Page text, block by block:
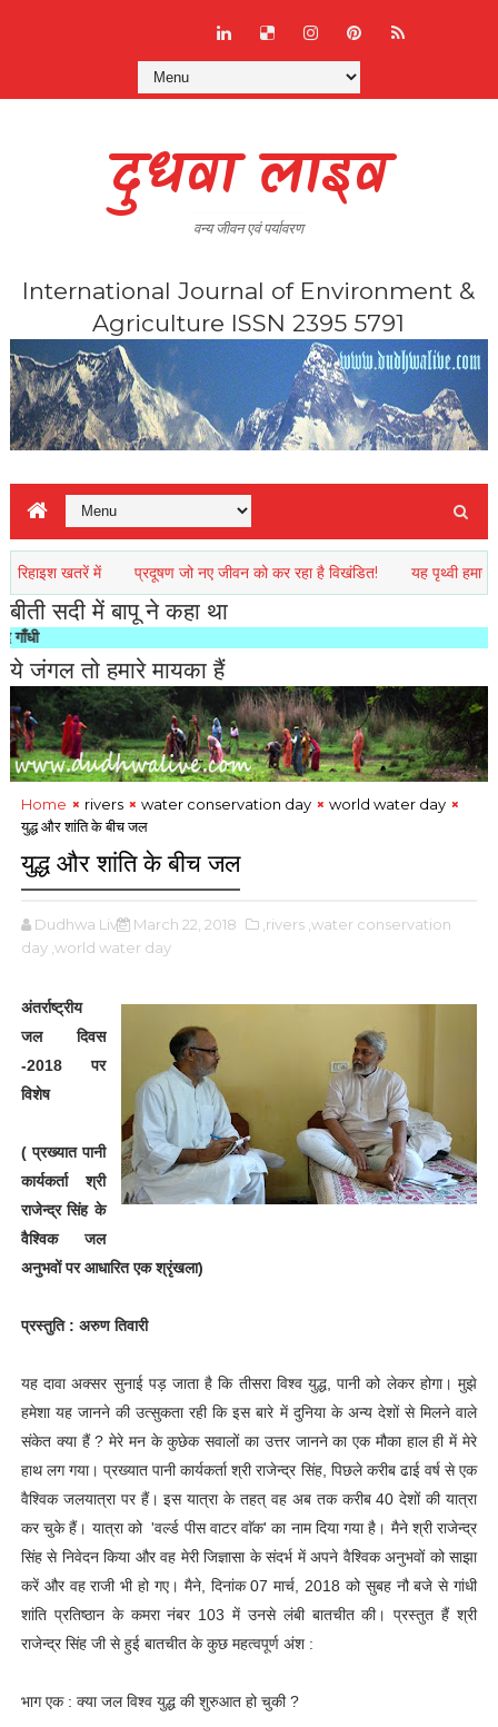
दुधवा लाइव
वन्य जीवन एवं पर्यावरण
International Journal of Environment &
Agriculture ISSN 2395 5791
खतरें में प्रदूषण जो नए जीवन को कर रहा है विखंडित! यह पृथ्वी हमारा नइहर है
बीती सदी में बापू ने कहा था
ये जंगल तो हमारे मायका हैं
Home rivers water conservation day
world water day
युद्ध और शांति के बीच जल
युद्ध और शांति के बीच जल
Dudhwa Live March 22, 2018 ,rivers ,water conservation
day ,world water day
अंतर्राष्ट्रीय
जल दिवस
-2018 पर
विशेष
( प्रख्यात पानी
कार्यकर्ता श्री
राजेन्द्र सिंह के
वैश्विक जल
अनुभवों पर आधारित एक श्रृंखला)
प्रस्तुति : अरुण तिवारी
यह दावा अक्सर सुनाई पड़ जाता है कि तीसरा विश्व युद्ध, पानी को लेकर होगा। मुझे
हमेशा यह जानने की उत्सुकता रही कि इस बारे में दुनिया के अन्य देशों से मिलने वाले
संकेत क्या हैं ? मेरे मन के कुछेक सवालों का उत्तर जानने का एक मौका हाल ही में मेरे
हाथ लग गया। प्रख्यात पानी कार्यकर्ता श्री राजेन्द्र सिंह, पिछले करीब ढाई वर्ष से एक
वैश्विक जलयात्रा पर हैं। इस यात्रा के तहत् वह अब तक करीब 40 देशों की यात्रा
कर चुके हैं। यात्रा को 'वर्ल्ड पीस वाटर वाॅक' का नाम दिया गया है। मैने श्री राजेन्द्र
सिंह से निवेदन किया और वह मेरी जिज्ञासा के संदर्भ में अपने वैश्विक अनुभवों को साझा
करें और वह राजी भी हो गए। मैने, दिनांक 07 मार्च, 2018 को सुबह नौ बजे से गांधी
शांति प्रतिष्ठान के कमरा नंबर 103 में उनसे लंबी बातचीत की। प्रस्तुत हैं श्री
राजेन्द्र सिंह जी से हुई बातचीत के कुछ महत्वपूर्ण अंश :
भाग एक : क्या जल विश्व युद्ध की शुरुआत हो चुकी ?